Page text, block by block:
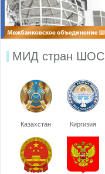
МИД стран ШОС
Казахстан Киргизия